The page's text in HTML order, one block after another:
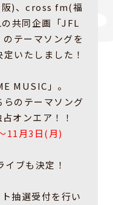
)、cross fm(福
共同企画「JFL
テーマソングを
いたしました！
MUSIC」。
のテーマソング
オンエア！！
11月3日(月)
ブも決定！
抽選受付を行い